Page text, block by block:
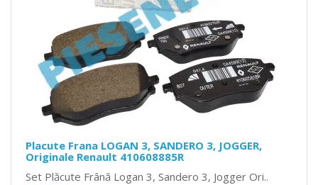
Placute Frana LOGAN 3, SANDERO 3, JOGGER,
Originale Renault 410608885R
Set Plăcute Frână Logan 3, Sandero 3, Jogger Ori..